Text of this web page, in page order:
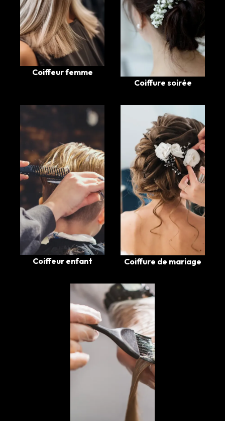
Coiffeur femme
Coiffure soirée
Coiffeur enfant Coiffure de mariage